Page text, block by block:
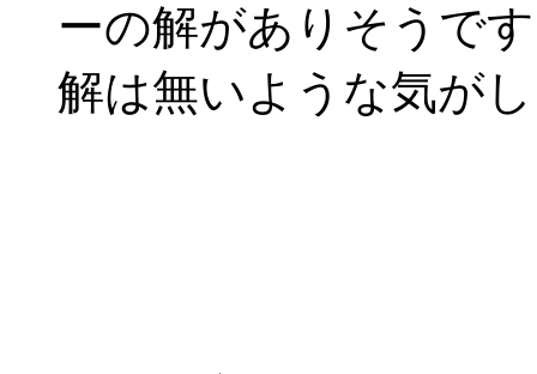
ーの解がありそうで
解は無いような気が